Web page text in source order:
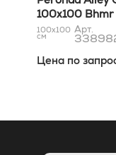
100x100 Bhmr
100x100
см
Арт.
Цена по